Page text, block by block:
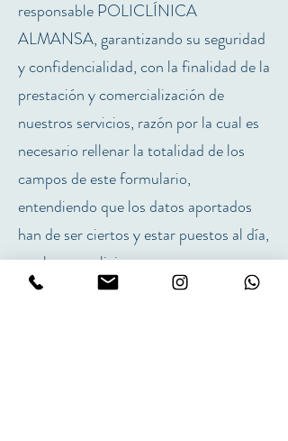
responsable POLICLÍNICA
ALMANSA, garantizando su seguridad
y confidencialidad, con la finalidad de la
prestación y comercialización de
nuestros servicios, razón por la cual es
necesario rellenar la totalidad de los
campos de este formulario,
entendiendo que los datos aportados
han de ser ciertos y estar puestos al día,
por lo que solicitamos que nos sea
notificada cualquier modificación.